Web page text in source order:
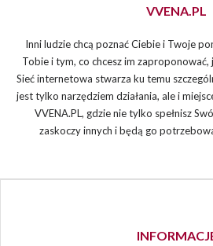
VVENA.PL
Inni ludzie chcą poznać Ciebie i Twoje
Tobie i tym, co chcesz im
Sieć internetowa stwarza ku temu
jest tylko narzędziem działania, ale i
VVENA.PL, gdzie nie tylko spełnisz
zaskoczy innych i będą go